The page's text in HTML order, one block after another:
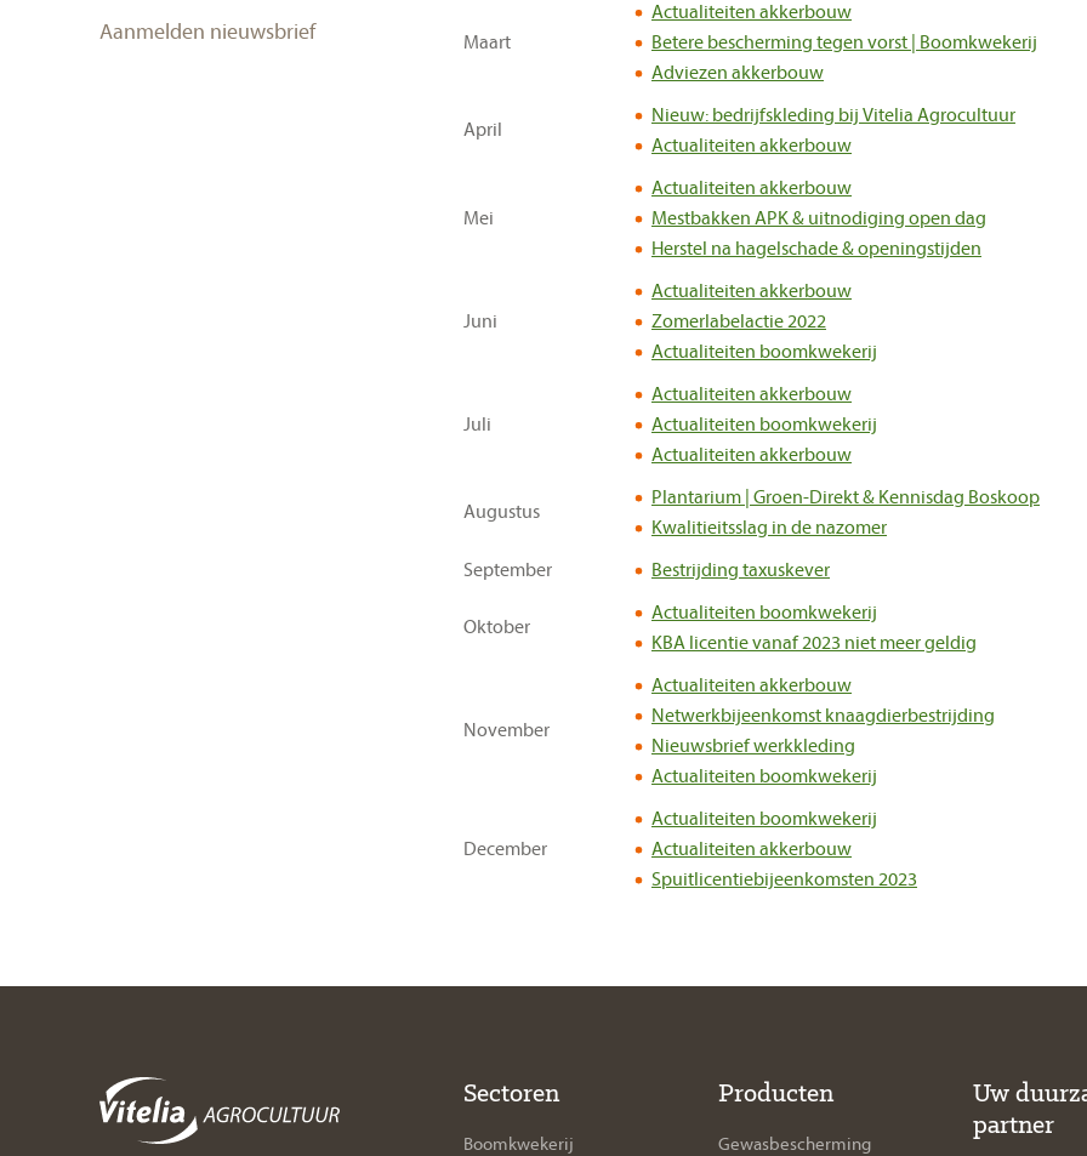
Aanmelden nieuwsbrief Maart
Actualiteiten akkerbouw
Betere bescherming tegen vorst | Boomkwekerij
Adviezen akkerbouw
April
Nieuw: bedrijfskleding bij Vitelia Agrocultuur
Actualiteiten akkerbouw
Mei
Actualiteiten akkerbouw
Mestbakken APK & uitnodiging open dag
Herstel na hagelschade & openingstijden
Juni
Actualiteiten akkerbouw
Zomerlabelactie 2022
Actualiteiten boomkwekerij
Juli
Actualiteiten akkerbouw
Actualiteiten boomkwekerij
Actualiteiten akkerbouw
Augustus
Plantarium | Groen-Direkt & Kennisdag Boskoop
Kwalitieitsslag in de nazomer
September
Bestrijding taxuskever
Oktober
Actualiteiten boomkwekerij
KBA licentie vanaf 2023 niet meer geldig
November
Actualiteiten akkerbouw
Netwerkbijeenkomst knaagdierbestrijding
Nieuwsbrief werkkleding
Actualiteiten boomkwekerij
December
Actualiteiten boomkwekerij
Actualiteiten akkerbouw
Spuitlicentiebijeenkomsten 2023
Sectoren
Boomkwekerij
Producten
Gewasbescherming
Uw
partner